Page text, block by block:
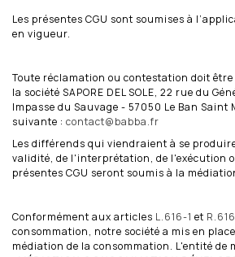
Les présentes CGU sont soumises à
en vigueur.
Toute réclamation ou contestation doit
la société SAPORE DEL SOLE, 22 rue du
Impasse du Sauvage - 57050 Le Ban Saint
suivante : contact@babba.fr
Les différends qui viendraient à se
validité, de l'interprétation, de l'exécution
présentes CGU seront soumis à la
Conformément aux articles L.616-1 et
consommation, notre société a mis en
médiation de la consommation. L'entité de